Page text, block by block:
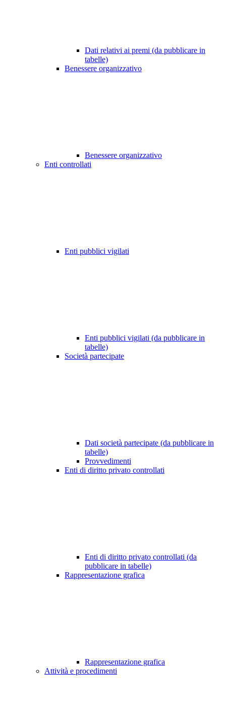
Dati relativi ai premi (da pubblicare in
tabelle)
Benessere organizzativo
Benessere organizzativo
Enti controllati
Enti pubblici vigilati
Enti pubblici vigilati (da pubblicare in
tabelle)
Società partecipate
Dati società partecipate (da pubblicare in
tabelle)
Provvedimenti
Enti di diritto privato controllati
Enti di diritto privato controllati (da
pubblicare in tabelle)
Rappresentazione grafica
Rappresentazione grafica
Attività e procedimenti